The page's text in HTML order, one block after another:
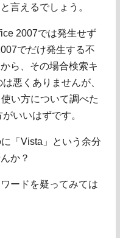
言えるでしょう。
2007では発生せず
でだけ発生する不
ら、その場合検索キ
悪くありませんが、
い方について調べた
いいはずです。
「Vista」という余分
か？
ードを疑ってみては